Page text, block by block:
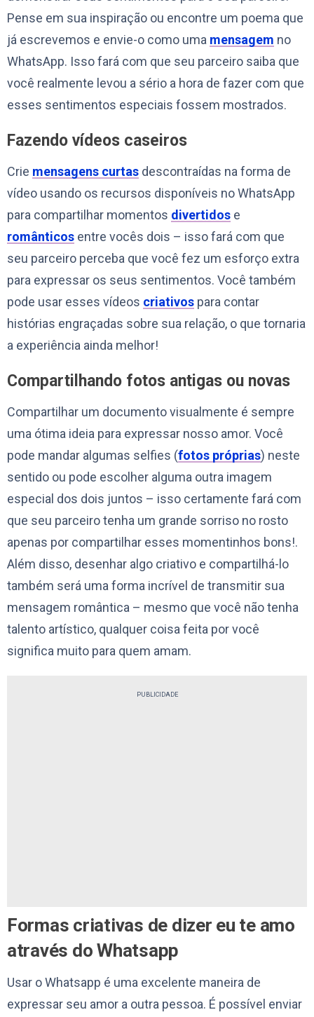
Pense em sua inspiração ou encontre um poema que
já escrevemos e envie-o como uma mensagem no
WhatsApp. Isso fará com que seu parceiro saiba que
você realmente levou a sério a hora de fazer com que
esses sentimentos especiais fossem mostrados.
Fazendo vídeos caseiros
Crie mensagens curtas descontraídas na forma de
vídeo usando os recursos disponíveis no WhatsApp
para compartilhar momentos divertidos e
românticos entre vocês dois – isso fará com que
seu parceiro perceba que você fez um esforço extra
para expressar os seus sentimentos. Você também
pode usar esses vídeos criativos para contar
histórias engraçadas sobre sua relação, o que tornaria
a experiência ainda melhor!
Compartilhando fotos antigas ou novas
Compartilhar um documento visualmente é sempre
uma ótima ideia para expressar nosso amor. Você
pode mandar algumas selfies (fotos próprias) neste
sentido ou pode escolher alguma outra imagem
especial dos dois juntos – isso certamente fará com
que seu parceiro tenha um grande sorriso no rosto
apenas por compartilhar esses momentinhos bons!.
Além disso, desenhar algo criativo e compartilhá-lo
também será uma forma incrível de transmitir sua
mensagem romântica – mesmo que você não tenha
talento artístico, qualquer coisa feita por você
significa muito para quem amam.
PUBLICIDADE
Formas criativas de dizer eu te amo
através do Whatsapp
Usar o Whatsapp é uma excelente maneira de
expressar seu amor a outra pessoa. É possível enviar